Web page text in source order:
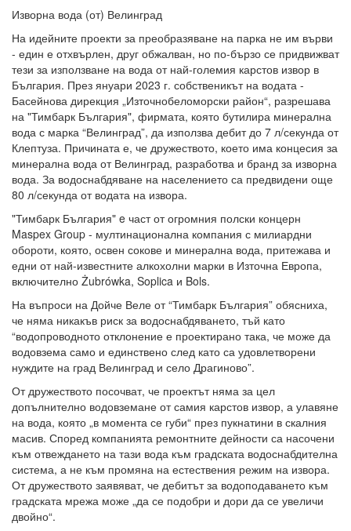
Изворна вода (от) Велинград
На идейните проекти за преобразяване на парка не им върви
- един е отхвърлен, друг обжалван, но по-бързо се придвижват
тези за използване на вода от най-големия карстов извор в
България. През януари 2023 г. собственикът на водата -
Басейнова дирекция „Източнобеломорски район“, разрешава
на "Тимбарк България", фирмата, която бутилира минерална
вода с марка “Велинград”, да използва дебит до 7 л/секунда от
Клептуза. Причината е, че дружеството, което има концесия за
минерална вода от Велинград, разработва и бранд за изворна
вода. За водоснабдяване на населението са предвидени още
80 л/секунда от водата на извора.
"Тимбарк България" e част от огромния полски концерн
Maspex Group - мултинационална компания с милиардни
обороти, която, освен сокове и минерална вода, притежава и
едни от най-известните алкохолни марки в Източна Европа,
включително Żubrówka, Soplica и Bols.
На въпроси на Дойче Веле от “Тимбарк България” обясниха,
че няма никакъв риск за водоснабдяването, тъй като
“водопроводното отклонение е проектирано така, че може да
водовзема само и единствено след като са удовлетворени
нуждите на град Велинград и село Драгиново”.
От дружеството посочват, че проектът няма за цел
допълнително водовземане от самия карстов извор, а улавяне
на вода, която „в момента се губи“ през пукнатини в скалния
масив. Според компанията ремонтните дейности са насочени
към отвеждането на тази вода към градската водоснабдителна
система, а не към промяна на естествения режим на извора.
От дружеството заявяват, че дебитът за водоподаването към
градската мрежа може „да се подобри и дори да се увеличи
двойно“.